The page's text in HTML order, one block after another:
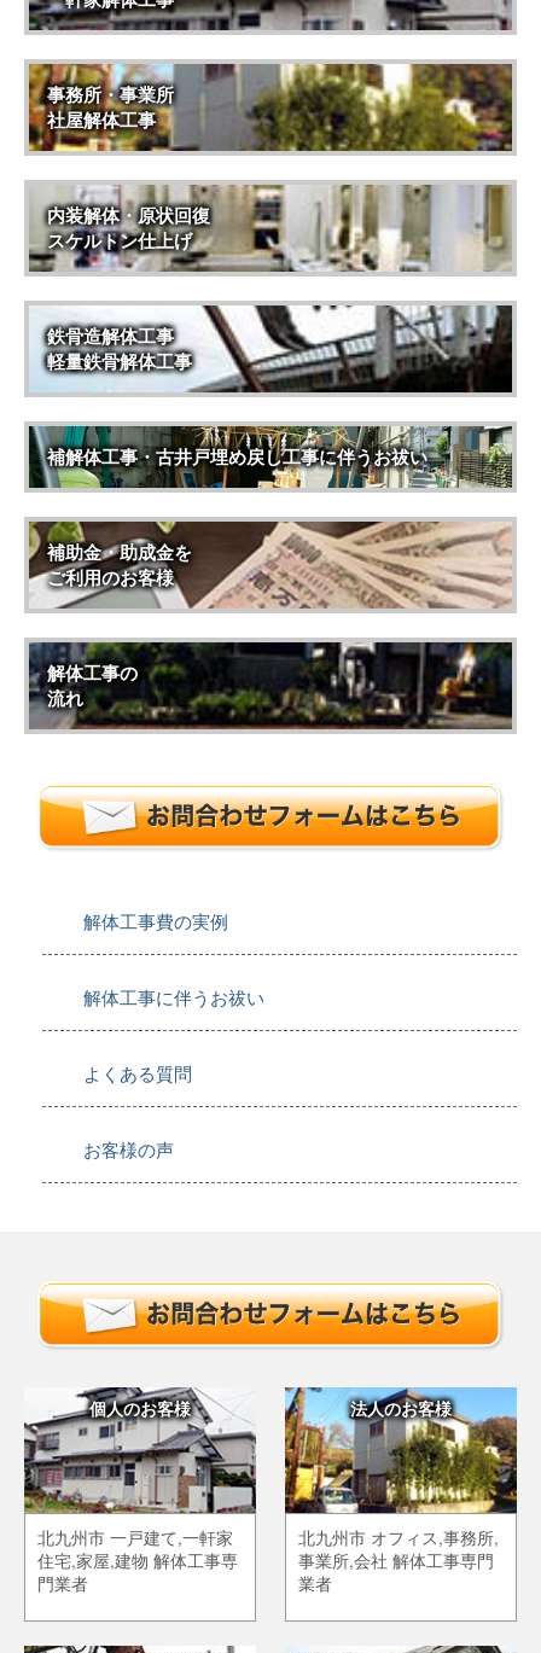
事務所・事業所
社屋解体工事
内装解体・原状回復
スケルトン仕上げ
鉄骨造解体工事
軽量鉄骨解体工事
補解体工事・古井戸埋め戻し工事に伴うお祓い
補助金・助成金を
ご利用のお客様
解体工事の
流れ
解体工事費の実例
解体工事に伴うお祓い
よくある質問
お客様の声
個人のお客様
北九州市 一戸建て,一軒家
住宅,家屋,建物 解体工事専
門業者
法人のお客様
北九州市 オフィス,事務所,
事業所,会社 解体工事専門
業者